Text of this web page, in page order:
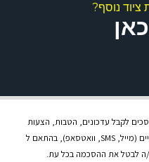
נוסף?
לקבל עדכונים, הטבות, הצעות
שיווקיות ותוכן פרסומי, באמצעים אלקטרוניים (מייל, SMS, וואטסאפ), בהתאם ל
ה לבטל את ההסכמה בכל עת.